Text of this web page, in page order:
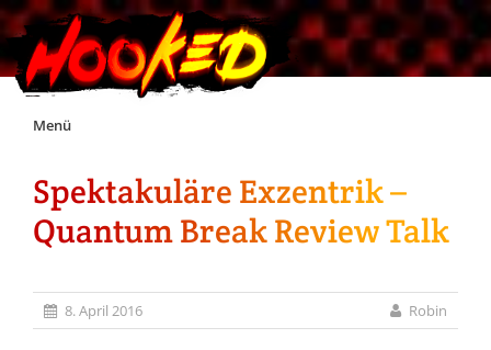
Skip
Menü
Unterstützt Hooked!
Exklusiv für Supporter*innen
Impressum
Spektakuläre Exzentrik –
Quantum Break Review Talk
8. April 2016 Robin